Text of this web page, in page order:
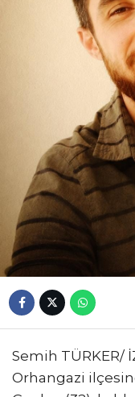
Semih TÜRKER/
Orhangazi